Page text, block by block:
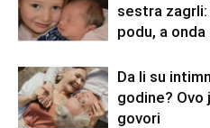
sestra
podu, a
Da li su
godine?
govori